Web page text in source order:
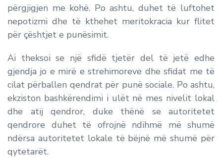
përgjigjen me kohë. Po ashtu, duhet të luftohet
nepotizmi dhe të kthehet meritokracia kur flitet
për çështjet e punësimit.
Ai theksoi se një sfidë tjetër del të jetë edhe
gjendja jo e mirë e strehimoreve dhe sfidat me të
cilat përballen qendrat për punë sociale. Po ashtu,
ekziston bashkërendimi i ulët në mes nivelit lokal
dhe atij qendror, duke thënë se autoritetet
qendrore duhet të ofrojnë ndihmë më shumë
ndërsa autoritetet lokale të bëjnë më shumë për
qytetarët.